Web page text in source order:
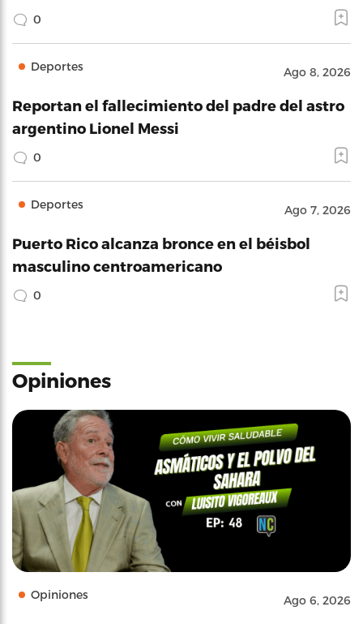
0
Deportes Ago 8, 2026
Reportan el fallecimiento del padre del astro
argentino Lionel Messi
0
Deportes Ago 7, 2026
Puerto Rico alcanza bronce en el béisbol
masculino centroamericano
0
Opiniones
Opiniones Ago 6, 2026